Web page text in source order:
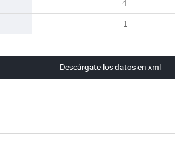
4
1
Descárgate los datos en xml